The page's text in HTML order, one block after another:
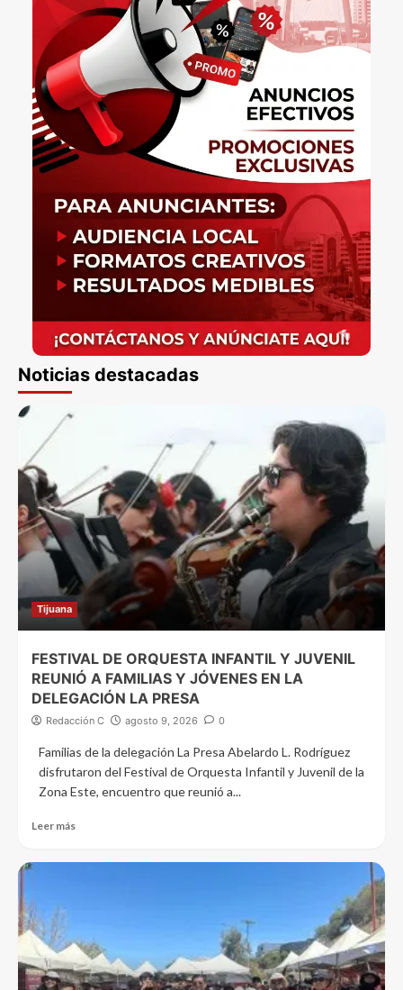
Noticias destacadas
Tijuana
FESTIVAL DE ORQUESTA INFANTIL Y JUVENIL
REUNIÓ A FAMILIAS Y JÓVENES EN LA
DELEGACIÓN LA PRESA
Redacción C agosto 9, 2026 0
Familias de la delegación La Presa Abelardo L. Rodríguez
disfrutaron del Festival de Orquesta Infantil y Juvenil de la
Zona Este, encuentro que reunió a...
Leer más